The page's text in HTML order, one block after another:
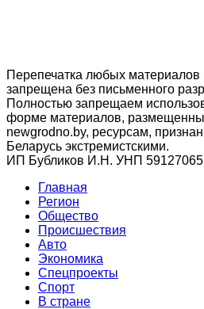
Перепечатка любых
запрещена без письменного
Полностью запрещаем
форме материалов,
newgrodno.by, ресурсам,
Беларусь экстремистскими.
ИП Бубликов И.Н. УНП
Главная
Регион
Общество
Происшествия
Авто
Экономика
Спецпроекты
Cпорт
В стране